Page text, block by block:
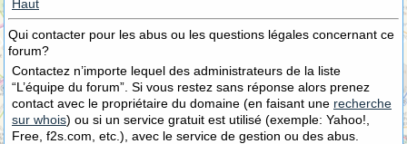
Haut
Qui contacter pour les abus ou les questions légales concernant ce
forum?
Contactez n’importe lequel des administrateurs de la liste
“L’équipe du forum”. Si vous restez sans réponse alors prenez
contact avec le propriétaire du domaine (en faisant une recherche
sur whois) ou si un service gratuit est utilisé (exemple: Yahoo!,
Free, f2s.com, etc.), avec le service de gestion ou des abus.